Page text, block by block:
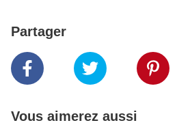
Partager
Vous aimerez aussi